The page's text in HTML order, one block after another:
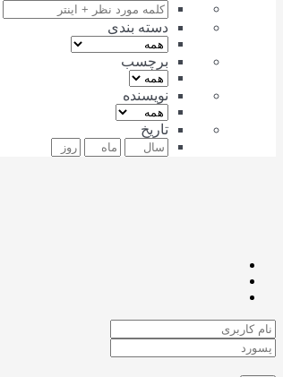
دسته بندی
برچسب
نویسنده
تاریخ